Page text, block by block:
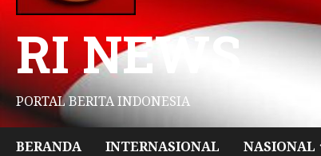
RI NEWS
PORTAL BERITA INDONESIA
BERANDA INTERNASIONAL NASIONAL